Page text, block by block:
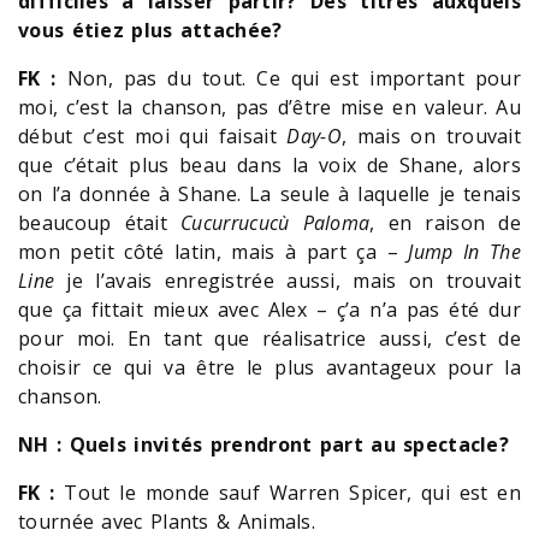
vous étiez plus attachée?
FK : Non, pas du tout. Ce qui est important pour
moi, c’est la chanson, pas d’être mise en valeur. Au
début c’est moi qui faisaitDay-O, mais on trouvait
que c’était plus beau dans la voix de Shane, alors
on l’a donnée à Shane. La seule à laquelle je tenais
beaucoup était Cucurrucucù Paloma, en raison de
mon petit côté latin, mais à part ça –Jump In The
Line je l’avais enregistrée aussi, mais on trouvait
que ça fittait mieux avec Alex – ç’a n’a pas été dur
pour moi. En tant que réalisatrice aussi, c’est de
choisir ce qui va être le plus avantageux pour la
chanson.
NH : Quels invités prendront part au spectacle?
FK : Tout le monde sauf Warren Spicer, qui est en
tournée avec Plants & Animals.